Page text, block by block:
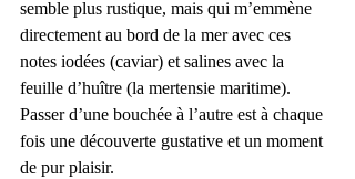
semble plus rustique, mais qui m’emmène
directement au bord de la mer avec ces
notes iodées (caviar) et salines avec la
feuille d’huître (la mertensie maritime).
Passer d’une bouchée à l’autre est à chaque
fois une découverte gustative et un moment
de pur plaisir.